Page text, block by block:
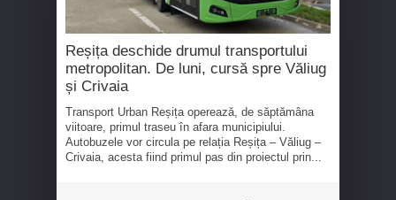
Reșița deschide drumul transportului
metropolitan. De luni, cursă spre Văliug
și Crivaia
Transport Urban Reșița operează, de săptămâna
viitoare, primul traseu în afara municipiului.
Autobuzele vor circula pe relația Reșița – Văliug –
Crivaia, acesta fiind primul pas din proiectul prin...